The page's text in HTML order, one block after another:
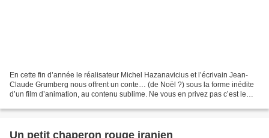
En cette fin d’année le réalisateur Michel Hazanavicius et l’écrivain Jean-
Claude Grumberg nous offrent un conte… (de Noël ?) sous la forme inédite
d’un film d’animation, au contenu sublime. Ne vous en privez pas c’est le
Un petit chaperon rouge iranien